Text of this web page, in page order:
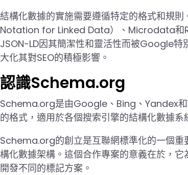
結構化數據的實施需要遵循特定的格式和規
Notation for Linked Data）、Microdata和
JSON-LD因其簡潔性和靈活性而被Google特
大化其對SEO的積極影響。
認識Schema.org
Schema.org是由Google、Bing、Yandex和
的格式，適用於各個搜索引擎的結構化數據系
Schema.org的創立是互聯網標準化的一個重
構化數據架構。這個合作專案的意義在於，
開發不同的標記方案。